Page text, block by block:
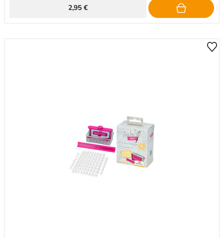
2,95 €